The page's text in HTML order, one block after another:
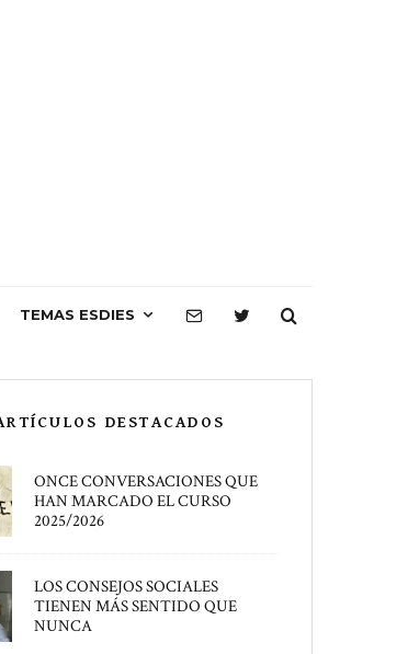
TEMAS ESDIES
DESTACADOS
ONCE CONVERSACIONES QUE
HAN MARCADO EL CURSO
2025/2026
LOS CONSEJOS SOCIALES
TIENEN MÁS SENTIDO QUE
NUNCA